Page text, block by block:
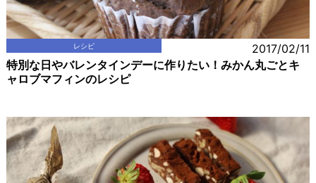
レシピ 2017/02/11
特別な日やバレンタインデーに作りたい！みかん丸ごとキ
ャロブマフィンのレシピ